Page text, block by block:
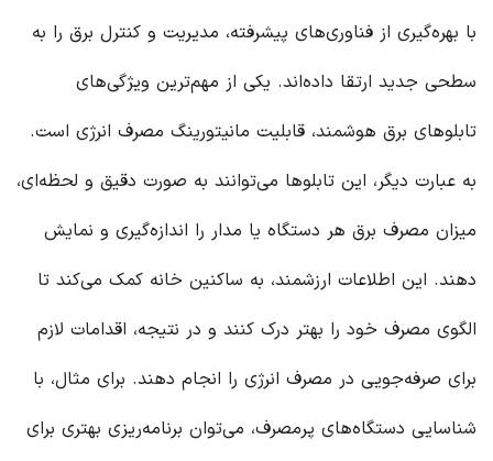
با بهره‌گیری از فناوری‌های پیشرفته، مدیریت و کنترل برق را به
سطحی جدید ارتقا داده‌اند. یکی از مهم‌ترین ویژگی‌های
تابلوهای برق هوشمند، قابلیت مانیتورینگ مصرف انرژی است.
به عبارت دیگر، این تابلوها می‌توانند به صورت دقیق و لحظه‌ای،
میزان مصرف برق هر دستگاه یا مدار را اندازه‌گیری و نمایش
دهند. این اطلاعات ارزشمند، به ساکنین خانه کمک می‌کند تا
الگوی مصرف خود را بهتر درک کنند و در نتیجه، اقدامات لازم
برای صرفه‌جویی در مصرف انرژی را انجام دهند. برای مثال، با
شناسایی دستگاه‌های پرمصرف، می‌توان برنامه‌ریزی بهتری برای